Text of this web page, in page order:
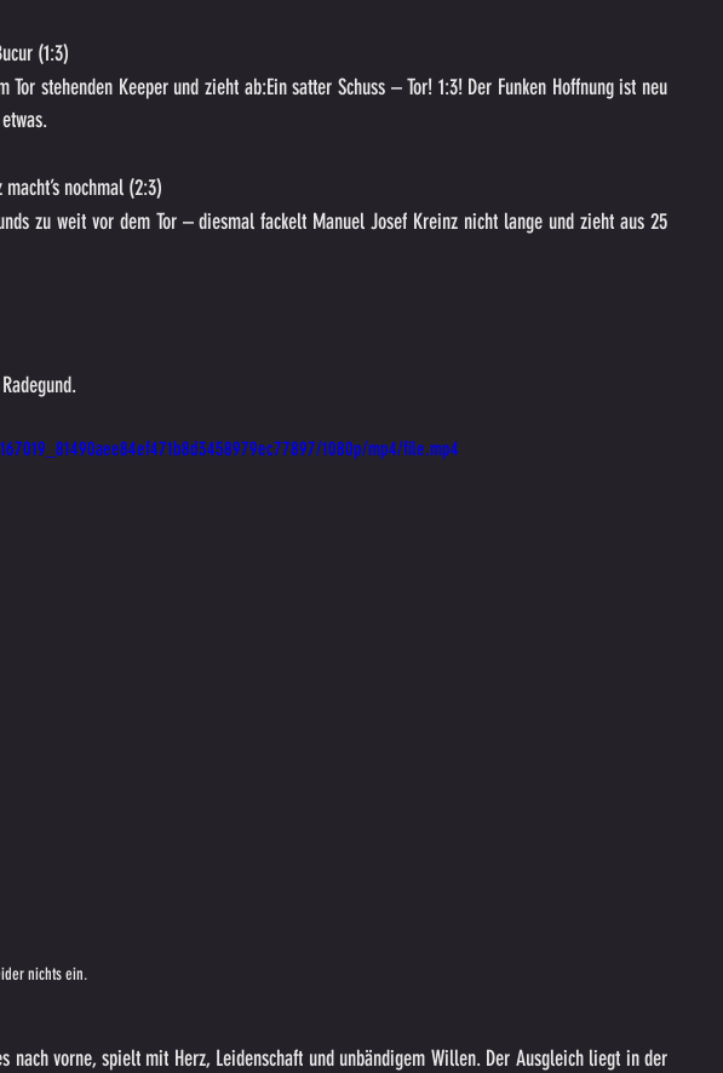
(1:3)
Tor stehenden Keeper und zieht ab:Ein satter Schuss – Tor! 1:3! Der Funken Hoffnung ist neu
nochmal (2:3)
zu weit vor dem Tor – diesmal fackelt Manuel Josef Kreinz nicht lange und zieht aus 25
1080p/mp4/file.mp4
nichts ein.
nach vorne, spielt mit Herz, Leidenschaft und unbändigem Willen. Der Ausgleich liegt in der